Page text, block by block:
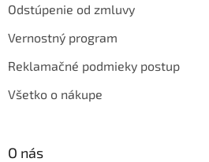
Odstúpenie od zmluvy
Vernostný program
Reklamačné podmieky postup
Všetko o nákupe
O nás